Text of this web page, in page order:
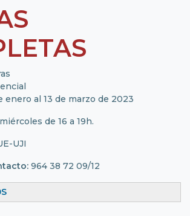
enero al 13 de marzo de 2023
de 16 a 19h.
UJI
964 38 72 09/12